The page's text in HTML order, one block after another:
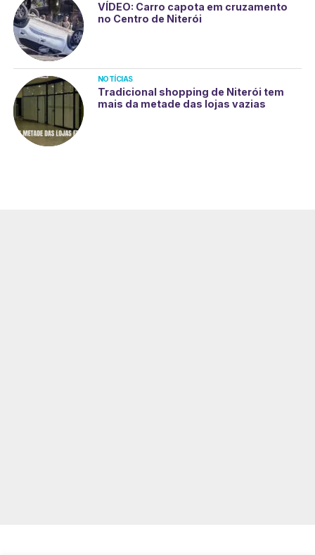
VÍDEO: Carro capota em cruzamento
no Centro de Niterói
NOTÍCIAS
Tradicional shopping de Niterói tem
mais da metade das lojas vazias